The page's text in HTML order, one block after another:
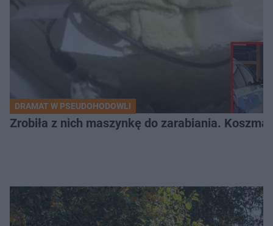
DRAMAT W PSEUDOHODOWLI
Zrobiła z nich maszynkę do zarabiania.